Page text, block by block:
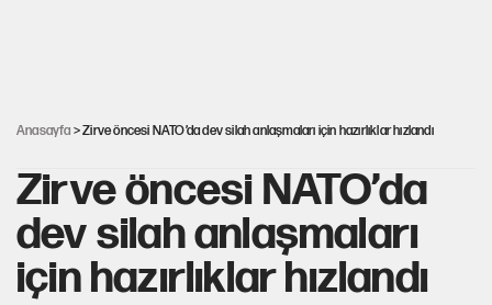
Anasayfa > Zirve öncesi NATO’da dev silah anlaşmaları için hazırlıklar hızlandı
Zirve öncesi NATO’da
dev silah anlaşmaları
için hazırlıklar hızlandı